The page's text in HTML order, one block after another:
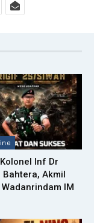
Inf Dr
Bahtera, Akmil
IM